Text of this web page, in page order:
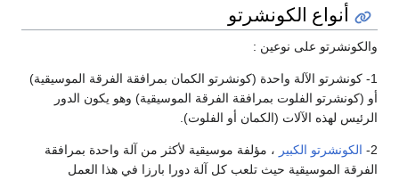
أنواع الكونشرتو
والكونشرتو على نوعين :
1- كونشرتو الآلة واحدة (كونشرتو الكمان بمرافقة الفرقة الموسيقية)
أو (كونشرتو الفلوت بمرافقة الفرقة الموسيقية) وهو يكون الدور
الرئيس لهذه الآلات (الكمان أو الفلوت).
2- الكونشرتو الكبير ، مؤلفة موسيقية لأكثر من آلة واحدة بمرافقة
الفرقة الموسيقية حيث تلعب كل آلة دورا بارزا في هذا العمل